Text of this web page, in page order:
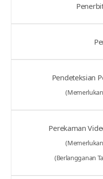
Pendeteksian
Perekaman
(Berlangganan